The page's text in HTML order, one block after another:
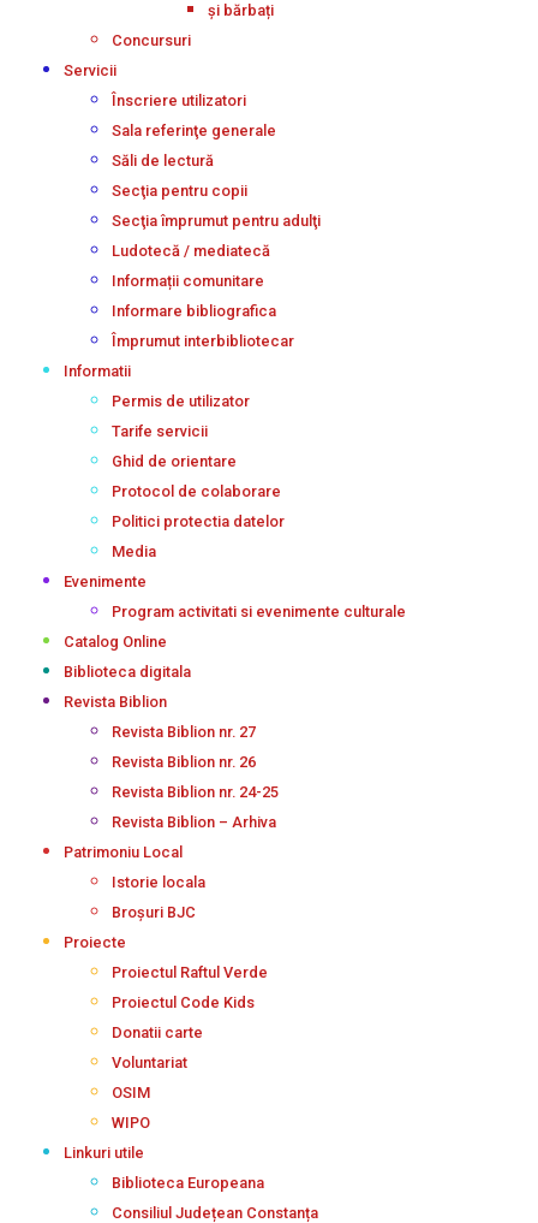
și bărbați
Concursuri
Servicii
Înscriere utilizatori
Sala referinţe generale
Săli de lectură
Secţia pentru copii
Secţia împrumut pentru adulţi
Ludotecă / mediatecă
Informații comunitare
Informare bibliografica
Împrumut interbibliotecar
Informatii
Permis de utilizator
Tarife servicii
Ghid de orientare
Protocol de colaborare
Politici protectia datelor
Media
Evenimente
Program activitati si evenimente culturale
Catalog Online
Biblioteca digitala
Revista Biblion
Revista Biblion nr. 27
Revista Biblion nr. 26
Revista Biblion nr. 24-25
Revista Biblion – Arhiva
Patrimoniu Local
Istorie locala
Broșuri BJC
Proiecte
Proiectul Raftul Verde
Proiectul Code Kids
Donatii carte
Voluntariat
OSIM
WIPO
Linkuri utile
Biblioteca Europeana
Consiliul Județean Constanța